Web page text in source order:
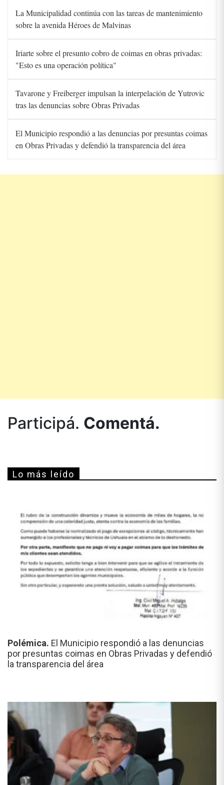
La Municipalidad continúa con las tareas de mantenimiento
sobre la avenida Héroes de Malvinas
Iriarte sobre el presunto cobro de coimas en obras privadas:
"Esto es una operación política"
Tavarone y Freiberger impulsan la interpelación de Yutrovic
tras las denuncias sobre Obras Privadas
El Municipio respondió a las denuncias por presuntas coimas
en Obras Privadas y defendió la transparencia del área
Participá. Comentá.
Lo más leído
Polémica. El Municipio respondió a las denuncias
por presuntas coimas en Obras Privadas y defendió
la transparencia del área